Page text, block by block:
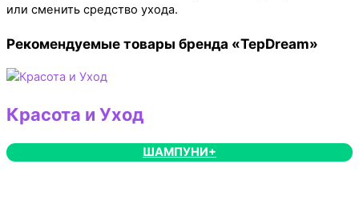
или сменить средство ухода.
Рекомендуемые товары бренда «TepDream»
Красота и Уход
ШАМПУНИ+